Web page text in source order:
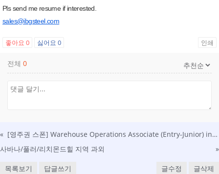
Pls send me resume if interested.
sales@ibgsteel.com
좋아요 0 싫어요 0 인쇄
전체 0
«
[영주권 스폰] Warehouse Operations Associate (Entry-Junior) in Dalton, GA
사바나/풀러/리치몬드힐 지역 과외
»
목록보기 답글쓰기 글수정 글삭제